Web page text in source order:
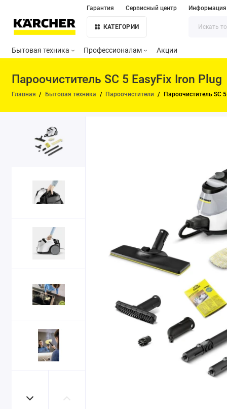
Гарантия Сервисный центр Информация
КАТЕГОРИИ
Бытовая техника Профессионалам Акции
Пароочиститель SC 5 EasyFix Iron Plug
Главная Бытовая техника Пароочистители Пароочиститель SC